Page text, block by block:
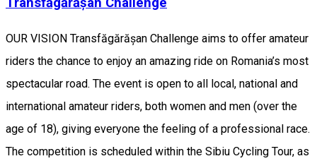
OUR VISION Transfăgărășan Challenge aims to offer amateur
riders the chance to enjoy an amazing ride on Romania’s most
spectacular road. The event is open to all local, national and
international amateur riders, both women and men (over the
age of 18), giving everyone the feeling of a professional race.
The competition is scheduled within the Sibiu Cycling Tour, as